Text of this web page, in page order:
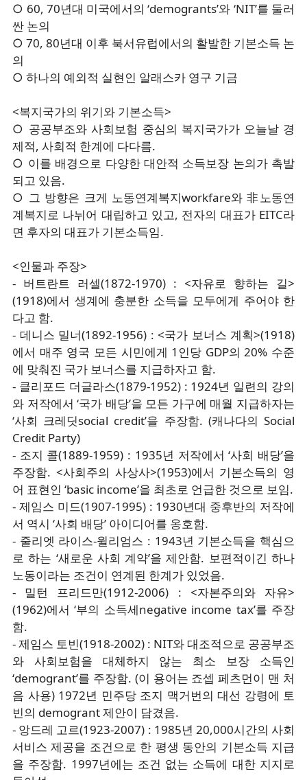
○ 60, 70년대 미국에서의 ‘demogrants’와 ‘NIT’를 둘러
싼 논의
○ 70, 80년대 이후 북서유럽에서의 활발한 기본소득 논
의
○ 하나의 예외적 실현인 알래스카 영구 기금
<복지국가의 위기와 기본소득>
○ 공공부조와 사회보험 중심의 복지국가가 오늘날 경
제적, 사회적 한계에 다다름.
○ 이를 배경으로 다양한 대안적 소득보장 논의가 촉발
되고 있음.
○ 그 방향은 크게 노동연계복지workfare와 非노동연
계복지로 나뉘어 대립하고 있고, 전자의 대표가 EITC라
면 후자의 대표가 기본소득임.
<인물과 주장>
- 버트란트 러셀(1872-1970) : <자유로 향하는 길>
(1918)에서 생계에 충분한 소득을 모두에게 주어야 한
다고 함.
- 데니스 밀너(1892-1956) : <국가 보너스 계획>(1918)
에서 매주 영국 모든 시민에게 1인당 GDP의 20% 수준
에 맞춰진 국가 보너스를 지급하자고 함.
- 클리포드 더글라스(1879-1952) : 1924년 일련의 강의
와 저작에서 ‘국가 배당’을 모든 가구에 매월 지급하자는
‘사회 크레딧social credit’을 주장함. (캐나다의 Social
Credit Party)
- 조지 콜(1889-1959) : 1935년 저작에서 ‘사회 배당’을
주장함. <사회주의 사상사>(1953)에서 기본소득의 영
어 표현인 ‘basic income’을 최초로 언급한 것으로 보임.
- 제임스 미드(1907-1995) : 1930년대 중후반의 저작에
서 역시 ‘사회 배당’ 아이디어를 옹호함.
- 줄리엣 라이스-윌리엄스 : 1943년 기본소득을 핵심으
로 하는 ‘새로운 사회 계약’을 제안함. 보편적이긴 하나
노동이라는 조건이 연계된 한계가 있었음.
- 밀턴 프리드만(1912-2006) : <자본주의와 자유>
(1962)에서 ‘부의 소득세negative income tax’를 주장
함.
- 제임스 토빈(1918-2002) : NIT와 대조적으로 공공부조
와 사회보험을 대체하지 않는 최소 보장 소득인
‘demogrant’를 주장함. (이 용어는 죠셉 페츠먼이 맨 처
음 사용) 1972년 민주당 조지 맥거번의 대선 강령에 토
빈의 demogrant 제안이 담겼음.
- 앙드레 고르(1923-2007) : 1985년 20,000시간의 사회
서비스 제공을 조건으로 한 평생 동안의 기본소득 지급
을 주장함. 1997년에는 조건 없는 소득에 대한 지지로